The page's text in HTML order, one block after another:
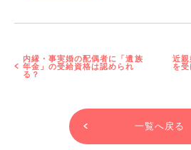
内縁・事実婚の配偶者に「遺族
年金」の受給資格は認められ
る？
近親
を受
一覧へ戻る